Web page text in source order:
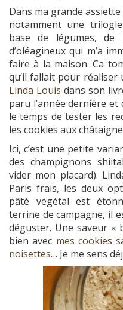
Dans ma grande
notamment une
base de légumes, de
d’oléagineux qui m’a
faire à la maison. Ca
qu’il fallait pour réaliser
Linda Louis dans son
paru l’année dernière et
le temps de tester les
les cookies aux
Ici, c’est une petite
des champignons
vider mon placard).
Paris frais, les deux
pâté végétal est
terrine de campagne, il
déguster. Une saveur
bien avec mes cookies
noisettes… Je me sens